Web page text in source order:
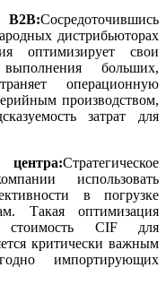
B2B:Сосредоточившись
дистрибьюторах
оптимизирует свои
больших,
операционную
производством,
затрат для
центра:Стратегическое
использовать
в погрузке
Такая оптимизация
стоимость CIF для
критически важным
импортирующих